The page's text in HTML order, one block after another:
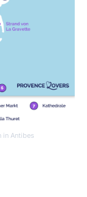
in Antibes